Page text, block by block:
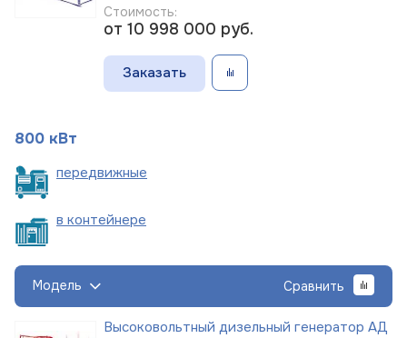
Стоимость:
от 10 998 000 руб.
Заказать
800 кВт
передвижные
в контейнере
Модель Сравнить
Высоковольтный дизельный генератор АД